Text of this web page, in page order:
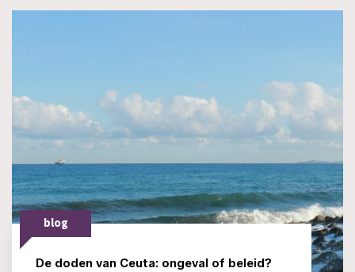
blog
De doden van Ceuta: ongeval of beleid?